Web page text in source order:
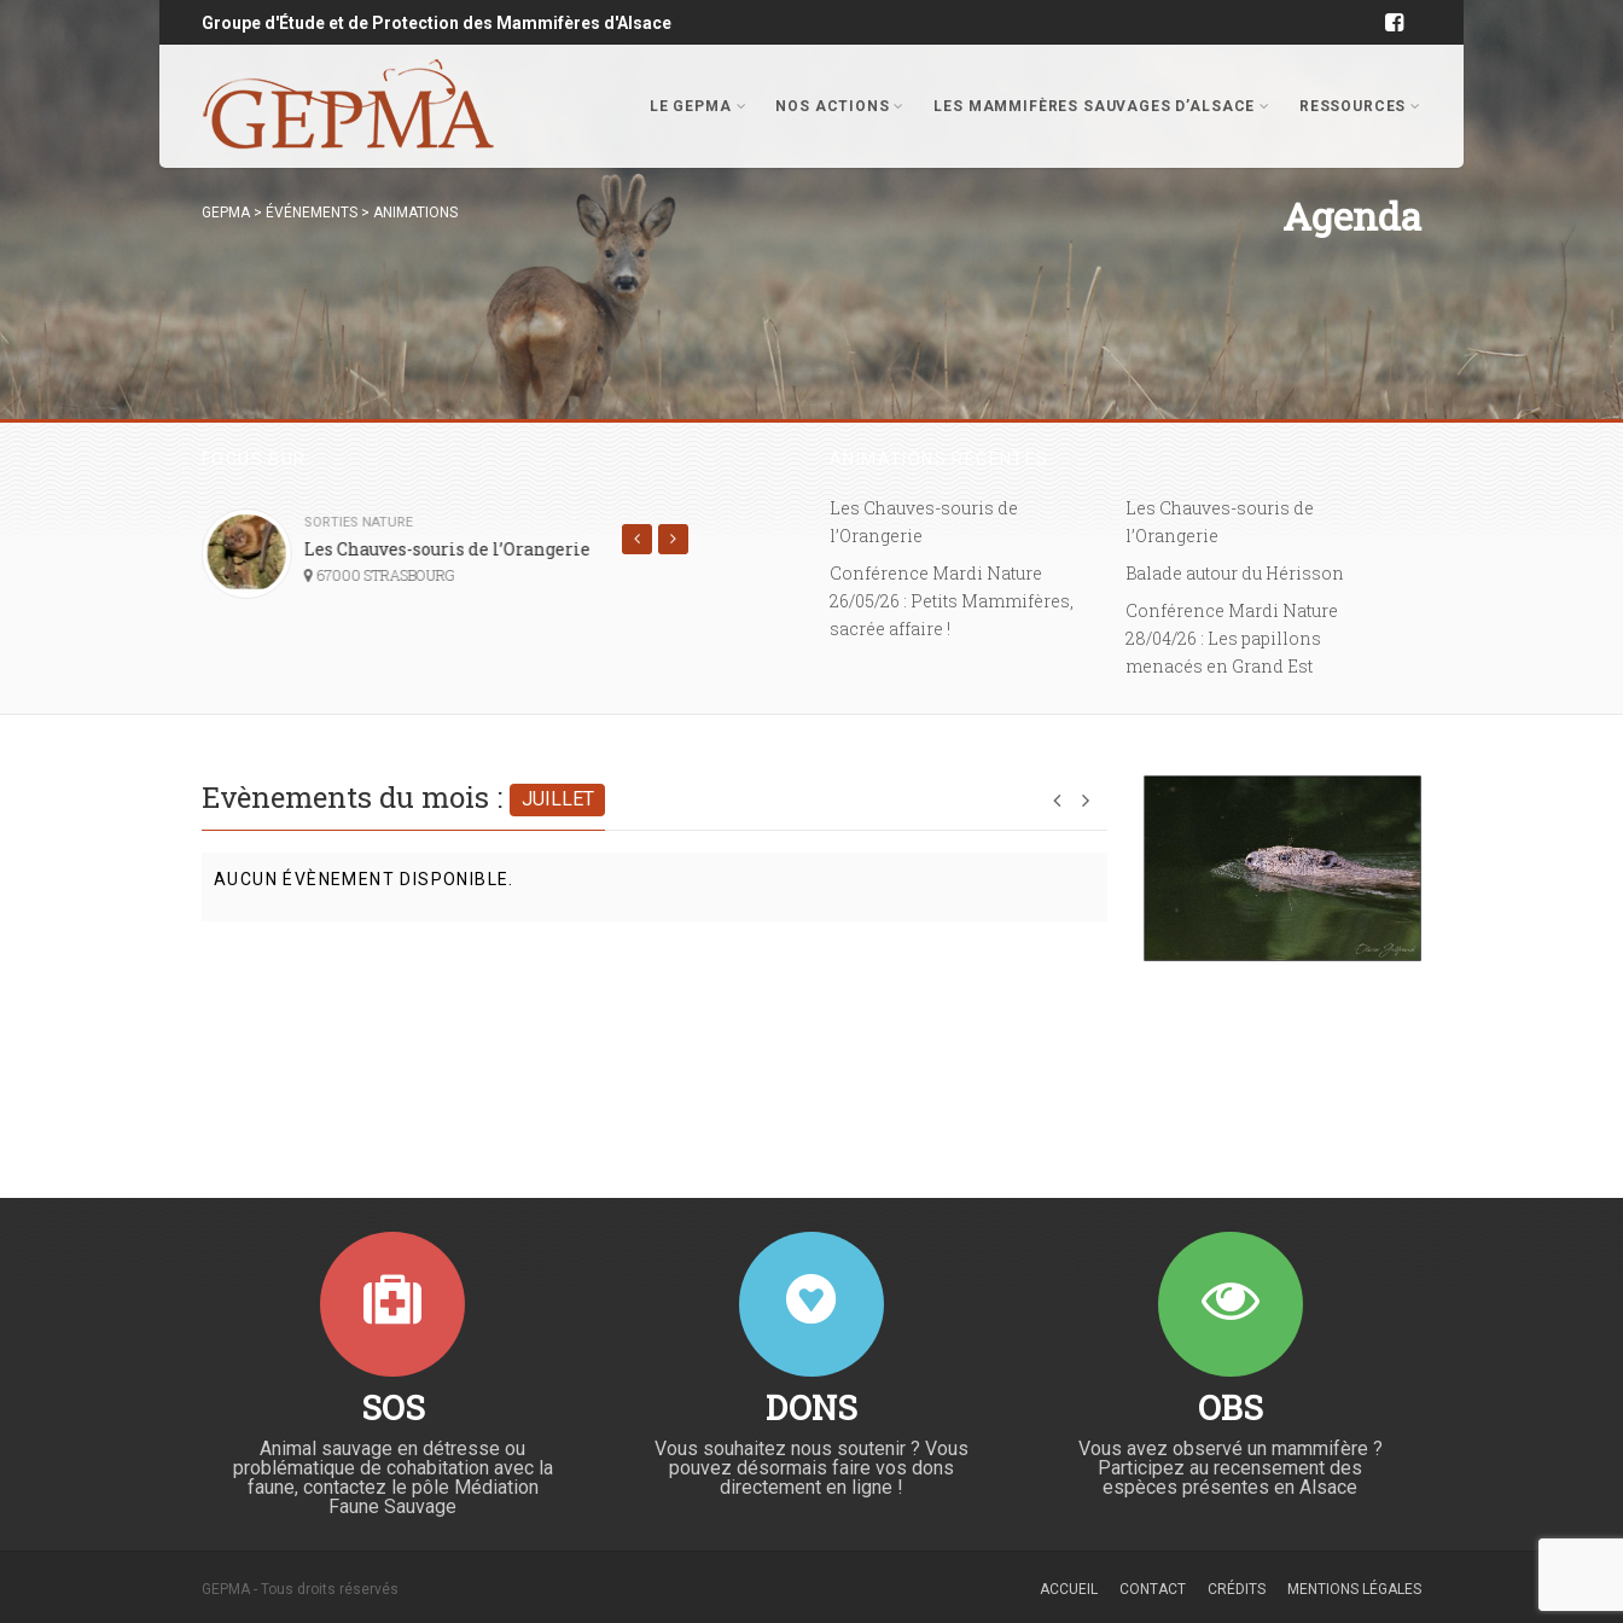
Groupe d'Étude et de Protection des Mammifères d'Alsace
LE GEPMA NOS ACTIONS LES MAMMIFÈRES SAUVAGES D’ALSACE RESSOURCES
GEPMA> ÉVÉNEMENTS > ANIMATIONS Agenda
SORTIES NATURE
Les Chauves-souris de l’Orangerie
67000 STRASBOURG
Nuit européenne de la Chauve-souris –
SELESTAT
67600 SELESTAT
68100 MULHOUSE
Les Chauves-souris de
l’Orangerie
Les Chauves-souris de
l’Orangerie
Conférence Mardi Nature
26/05/26 : Petits Mammifères,
sacrée affaire !
Balade autour du Hérisson
Conférence Mardi Nature
28/04/26 : Les papillons
menacés en Grand Est
Evènements du mois : JUILLET
AUCUN ÉVÈNEMENT DISPONIBLE.
SOS
Animal sauvage en détresse ou
problématique de cohabitation avec la
faune, contactez le pôle Médiation
Faune Sauvage
DONS
Vous souhaitez nous soutenir ? Vous
pouvez désormais faire vos dons
directement en ligne !
OBS
Vous avez observé un mammifère ?
Participez au recensement des
espèces présentes en Alsace
GEPMA - Tous droits réservés ACCUEIL CONTACT CRÉDITS MENTIONS LÉGALES